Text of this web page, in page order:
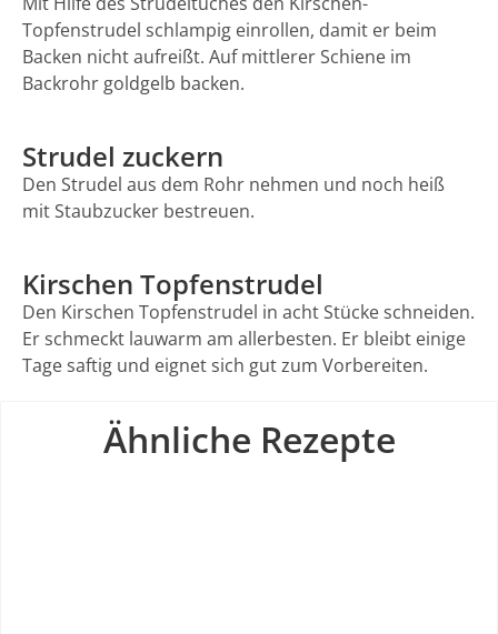
Topfenstrudel schlampig einrollen, damit er beim
Backen nicht aufreißt. Auf mittlerer Schiene im
Backrohr goldgelb backen.
Strudel zuckern
Den Strudel aus dem Rohr nehmen und noch heiß
mit Staubzucker bestreuen.
Kirschen Topfenstrudel
Den Kirschen Topfenstrudel in acht Stücke schneiden.
Er schmeckt lauwarm am allerbesten. Er bleibt einige
Tage saftig und eignet sich gut zum Vorbereiten.
Ähnliche Rezepte